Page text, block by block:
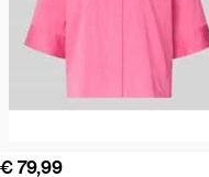
€ 79,99